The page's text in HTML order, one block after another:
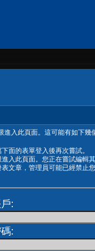
進入此頁面。這可能有如下幾
面的表單登入後再次嘗試。
入此頁面。您正在嘗試編輯
文章，管理員可能已經禁止
:
: